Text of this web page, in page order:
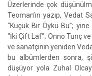
Üzerlerinde çok
Teoman’ın yazıp, Vedat
“Küçük Bir Öykü Bu”; yine
“İki Çift Laf”; Onno Tunç
ve sanatçının yeniden
bu albümlerden sonra,
düşüyor yola Zuhal